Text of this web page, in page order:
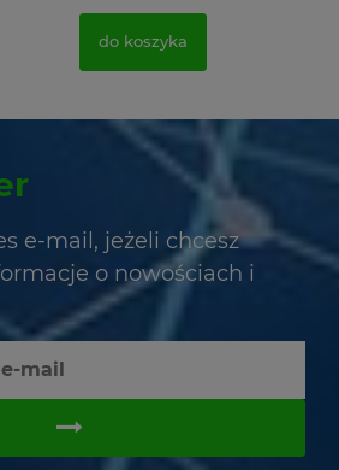
do koszyka
e-mail, jeżeli chcesz
o nowościach i